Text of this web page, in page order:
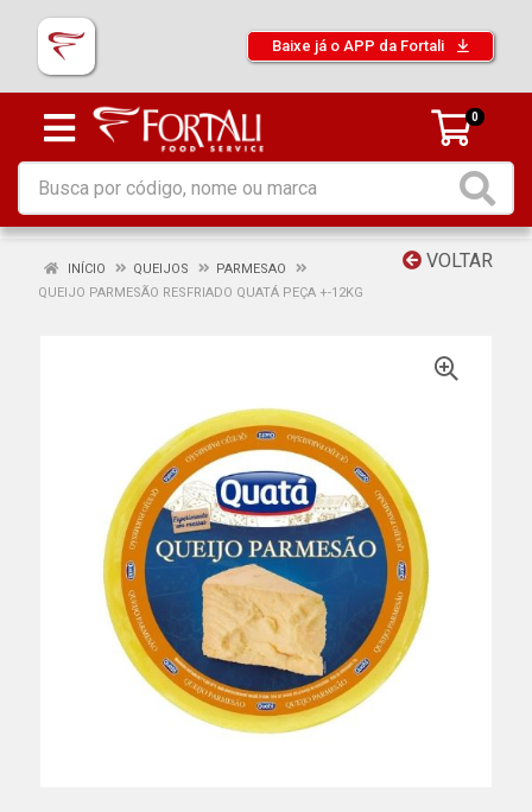
Baixe já o APP da Fortali
0
VOLTAR
INÍCIO QUEIJOS
PARMESAO
QUEIJO PARMESÃO RESFRIADO QUATÁ PEÇA +-12KG